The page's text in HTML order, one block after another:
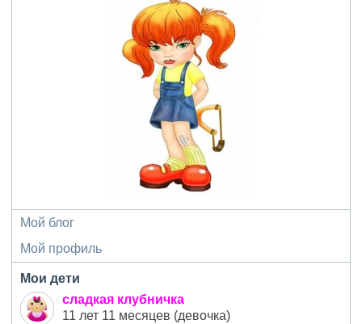
Мой блог
Мой профиль
Мои дети
сладкая клубничка
11 лет 11 месяцев (девочка)